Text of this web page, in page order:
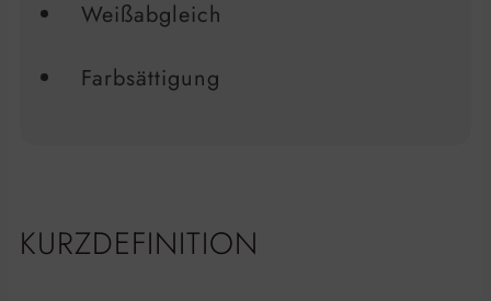
Weißabgleich
Farbsättigung
KURZDEFINITION